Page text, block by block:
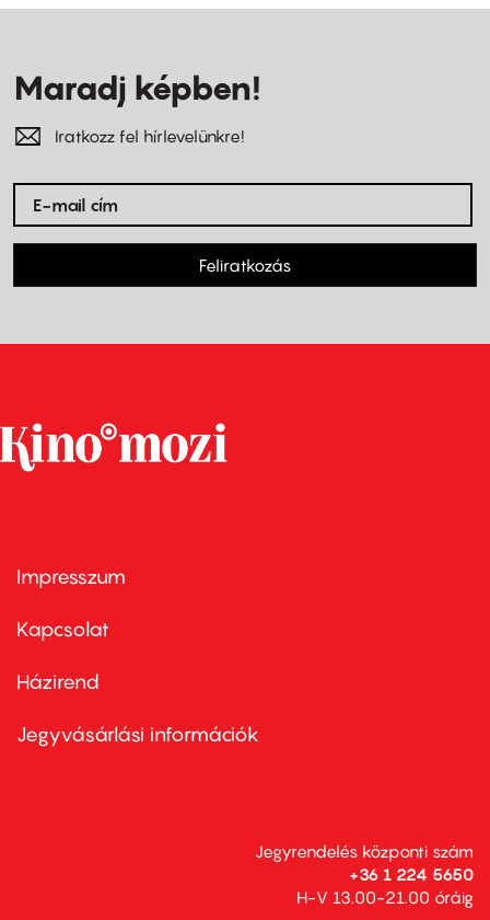
Maradj képben!
Iratkozz fel hírlevelünkre!
Feliratkozás
Footer
first
Impresszum
Kapcsolat
Footer
second
Házirend
Jegyvásárlási információk
Jegyrendelés központi szám
+36 1 224 5650
H-V 13.00-21.00 óráig